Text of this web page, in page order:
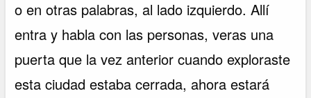
o en otras palabras, al lado izquierdo. Allí
entra y habla con las personas, veras una
puerta que la vez anterior cuando exploraste
esta ciudad estaba cerrada, ahora estará